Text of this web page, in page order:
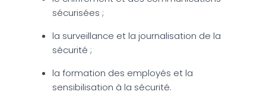
sécurisées ;
la surveillance et la journalisation de la
sécurité ;
la formation des employés et la
sensibilisation à la sécurité.